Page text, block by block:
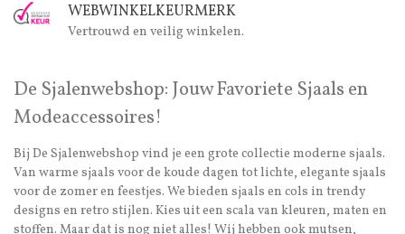
WEBWINKELKEURMERK
Vertrouwd en veilig winkelen.
De Sjalenwebshop: Jouw Favoriete Sjaals en
Modeaccessoires!
Bij De Sjalenwebshop vind je een grote collectie moderne sjaals.
Van warme sjaals voor de koude dagen tot lichte, elegante sjaals
voor de zomer en feestjes. We bieden sjaals en cols in trendy
designs en retro stijlen. Kies uit een scala van kleuren, maten en
stoffen. Maar dat is nog niet alles! Wij hebben ook mutsen,